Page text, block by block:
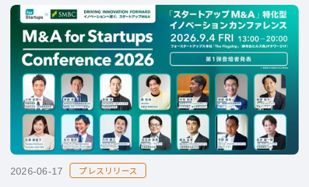
2026-06-17 プレスリリース